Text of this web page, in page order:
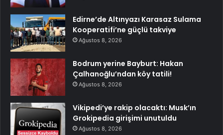
Edirne’de Altınyazı Karasaz Sulama
Kooperatifi’ne güçlü takviye
Ağustos 8, 2026
Bodrum yerine Bayburt: Hakan
Çalhanoğlu’ndan köy tatili!
Ağustos 8, 2026
Vikipedi’ye rakip olacaktı: Musk’ın
Grokipedia girişimi unutuldu
Ağustos 8, 2026